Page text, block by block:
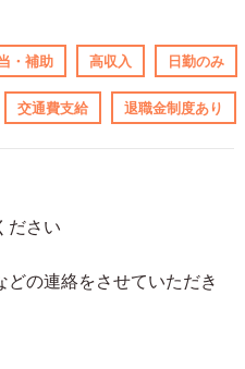
・補助 高収入 日勤のみ
交通費支給 退職金制度あり
ださい
どの連絡をさせていただき